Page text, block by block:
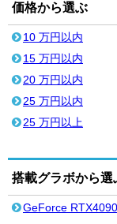
価格から選ぶ
10 万円以内
15 万円以内
20 万円以内
25 万円以内
25 万円以上
搭載グラボから選
GeForce RTX4090